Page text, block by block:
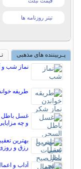
تیتر روزنامه ها
پـربیننده های مذهبی
نماز شب و
طریقه
غسل باطل
و چه
بهترین
رزق و
آداب و